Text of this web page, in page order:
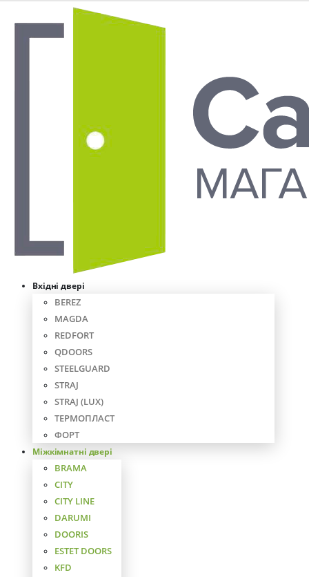
Вхідні двері
BEREZ
MAGDA
REDFORT
QDOORS
STEELGUARD
STRAJ
STRAJ (LUX)
ТЕРМОПЛАСТ
ФОРТ
Міжкімнатні двері
BRAMA
CITY
CITY LINE
DARUMI
DOORIS
ESTET DOORS
KFD